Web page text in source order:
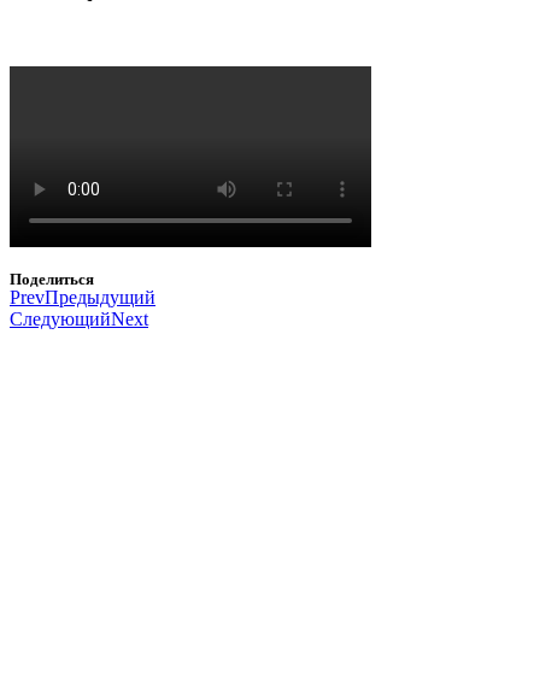
Поделиться
PrevПредыдущий
СледующийNext